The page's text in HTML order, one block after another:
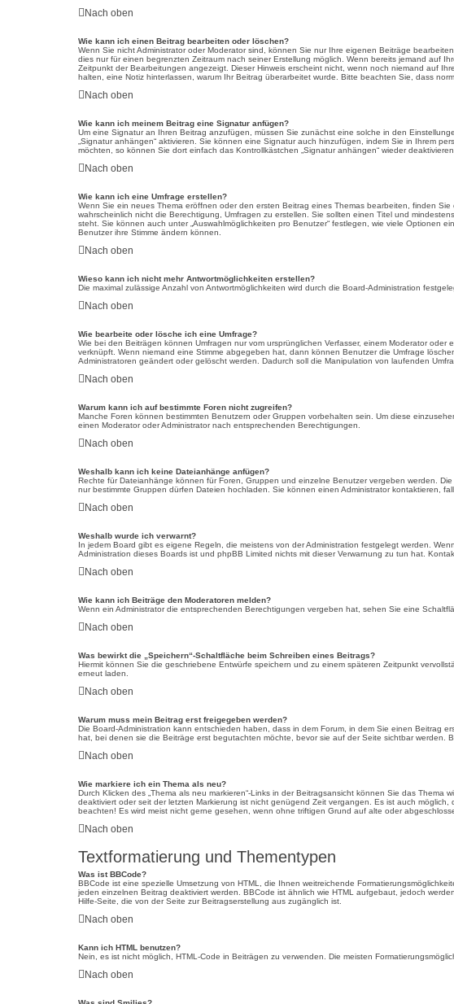
Nach oben
Wie kann ich einen Beitrag bearbeiten oder löschen?
Wenn Sie nicht Administrator oder Moderator sind, können Sie nur Ihre eigenen Beiträge
dies nur für einen begrenzten Zeitraum nach seiner Erstellung möglich. Wenn bereits jemand auf
Zeitpunkt der Bearbeitungen angezeigt. Dieser Hinweis erscheint nicht, wenn noch niemand auf
halten, eine Notiz hinterlassen, warum Ihr Beitrag überarbeitet wurde. Bitte beachten Sie, dass
Nach oben
Wie kann ich meinem Beitrag eine Signatur anfügen?
Um eine Signatur an Ihren Beitrag anzufügen, müssen Sie zunächst eine solche in den
„Signatur anhängen“ aktivieren. Sie können eine Signatur auch hinzufügen, indem Sie in Ihrem
möchten, so können Sie dort einfach das Kontrollkästchen „Signatur anhängen“ wieder deaktivieren.
Nach oben
Wie kann ich eine Umfrage erstellen?
Wenn Sie ein neues Thema eröffnen oder den ersten Beitrag eines Themas bearbeiten, finden
wahrscheinlich nicht die Berechtigung, Umfragen zu erstellen. Sie sollten einen Titel und
steht. Sie können auch unter „Auswahlmöglichkeiten pro Benutzer“ festlegen, wie viele Optionen
Benutzer ihre Stimme ändern können.
Nach oben
Wieso kann ich nicht mehr Antwortmöglichkeiten erstellen?
Die maximal zulässige Anzahl von Antwortmöglichkeiten wird durch die Board-Administration
Nach oben
Wie bearbeite oder lösche ich eine Umfrage?
Wie bei den Beiträgen können Umfragen nur vom ursprünglichen Verfasser, einem Moderator
verknüpft. Wenn niemand eine Stimme abgegeben hat, dann können Benutzer die Umfrage
Administratoren geändert oder gelöscht werden. Dadurch soll die Manipulation von laufenden
Nach oben
Warum kann ich auf bestimmte Foren nicht zugreifen?
Manche Foren können bestimmten Benutzern oder Gruppen vorbehalten sein. Um diese
einen Moderator oder Administrator nach entsprechenden Berechtigungen.
Nach oben
Weshalb kann ich keine Dateianhänge anfügen?
Rechte für Dateianhänge können für Foren, Gruppen und einzelne Benutzer vergeben werden.
nur bestimmte Gruppen dürfen Dateien hochladen. Sie können einen Administrator kontaktieren,
Nach oben
Weshalb wurde ich verwarnt?
In jedem Board gibt es eigene Regeln, die meistens von der Administration festgelegt werden.
Administration dieses Boards ist und phpBB Limited nichts mit dieser Verwarnung zu tun hat.
Nach oben
Wie kann ich Beiträge den Moderatoren melden?
Wenn ein Administrator die entsprechenden Berechtigungen vergeben hat, sehen Sie eine
Nach oben
Was bewirkt die „Speichern“-Schaltfläche beim Schreiben eines Beitrags?
Hiermit können Sie die geschriebene Entwürfe speichern und zu einem späteren Zeitpunkt
erneut laden.
Nach oben
Warum muss mein Beitrag erst freigegeben werden?
Die Board-Administration kann entschieden haben, dass in dem Forum, in dem Sie einen Beitrag
hat, bei denen sie die Beiträge erst begutachten möchte, bevor sie auf der Seite sichtbar werden.
Nach oben
Wie markiere ich ein Thema als neu?
Durch Klicken des „Thema als neu markieren“-Links in der Beitragsansicht können Sie das
deaktiviert oder seit der letzten Markierung ist nicht genügend Zeit vergangen. Es ist auch
beachten! Es wird meist nicht gerne gesehen, wenn ohne triftigen Grund auf alte oder
Nach oben
Textformatierung und Thementypen
Was ist BBCode?
BBCode ist eine spezielle Umsetzung von HTML, die Ihnen weitreichende
jeden einzelnen Beitrag deaktiviert werden. BBCode ist ähnlich wie HTML aufgebaut, jedoch
Hilfe-Seite, die von der Seite zur Beitragserstellung aus zugänglich ist.
Nach oben
Kann ich HTML benutzen?
Nein, es ist nicht möglich, HTML-Code in Beiträgen zu verwenden. Die meisten
Nach oben